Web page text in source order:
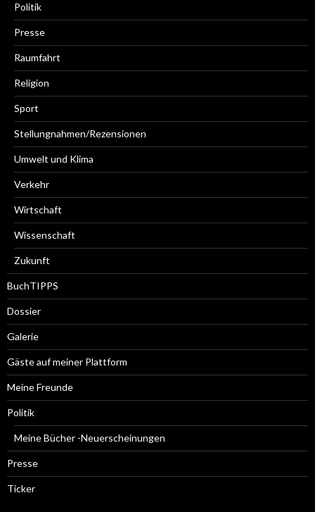
Politik
Presse
Raumfahrt
Religion
Sport
Stellungnahmen/Rezensionen
Umwelt und Klima
Verkehr
Wirtschaft
Wissenschaft
Zukunft
BuchTIPPS
Dossier
Galerie
Gäste auf meiner Plattform
Meine Freunde
Politik
Meine Bücher -Neuerscheinungen
Presse
Ticker